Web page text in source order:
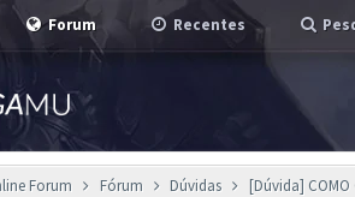
Forum Recentes
Forum Fórum Dúvidas [Dúvida] COMO